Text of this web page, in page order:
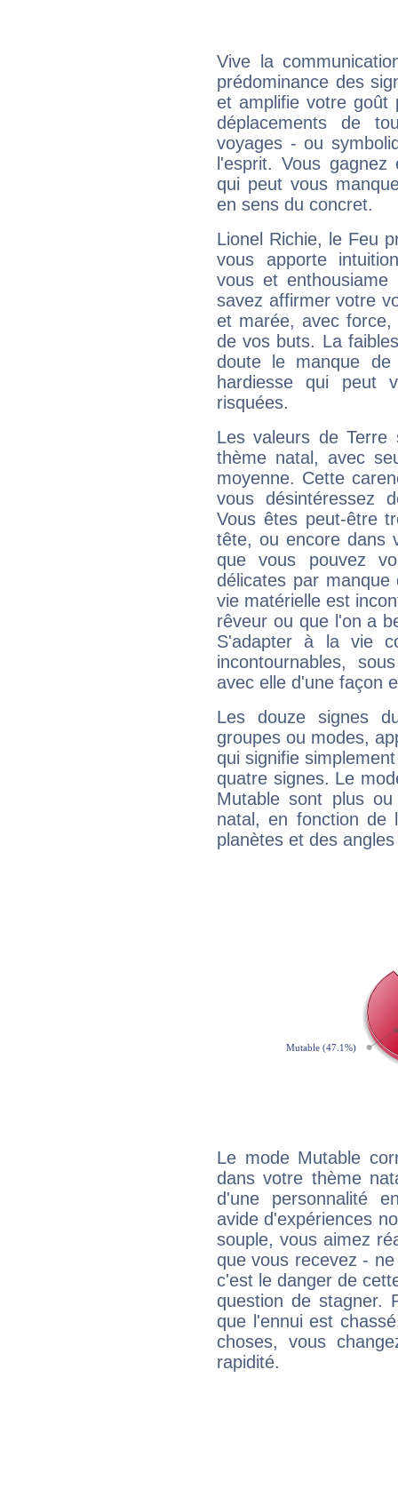
Vive la
prédominance des
et amplifie votre goût
déplacements de
voyages - ou
l'esprit. Vous
qui peut vous
en sens du concret.
Lionel Richie, le Feu
vous apporte
vous et
savez affirmer votre
et marée, avec
de vos buts. La
doute le manque
hardiesse qui peut
risquées.
Les valeurs de Terre
thème natal, avec
moyenne. Cette
vous désintéressez
Vous êtes peut-être
tête, ou encore dans
que vous pouvez
délicates par
vie matérielle est
rêveur ou que l'on a
S'adapter à la vie
incontournables,
avec elle d'une façon
Les douze signes
groupes ou modes,
qui signifie
quatre signes. Le
Mutable sont plus
natal, en fonction de
planètes et des
Le mode Mutable
dans votre thème
d'une personnalité
avide d'expériences
souple, vous aimez
que vous recevez -
c'est le danger de
question de stagner.
que l'ennui est
choses, vous
rapidité.